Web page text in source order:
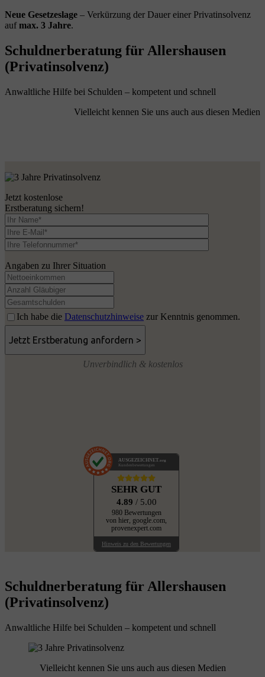
Neue Gesetzeslage – Verkürzung der Dauer einer Privatinsolvenz
aufmax. 3 Jahre.
Schuldnerberatung für Allershausen
(Privatinsolvenz)
Anwaltliche Hilfe bei Schulden – kompetent und schnell
Vielleicht kennen Sie uns auch aus diesen Medien
Jetzt kostenlose
Erstberatung sichern!
Angaben zu Ihrer Situation
Ich habe die Datenschutzhinweise zur Kenntnis genommen.
Unverbindlich & kostenlos
AUSGEZEICHNET .org
Kundenbewertungen
SEHR GUT
4.89 / 5.00
980 Bewertungen
von hier, google.com,
provenexpert.com
Hinweis zu den Bewertungen
Schuldnerberatung für Allershausen
(Privatinsolvenz)
Anwaltliche Hilfe bei Schulden – kompetent und schnell
Vielleicht kennen Sie uns auch aus diesen Medien